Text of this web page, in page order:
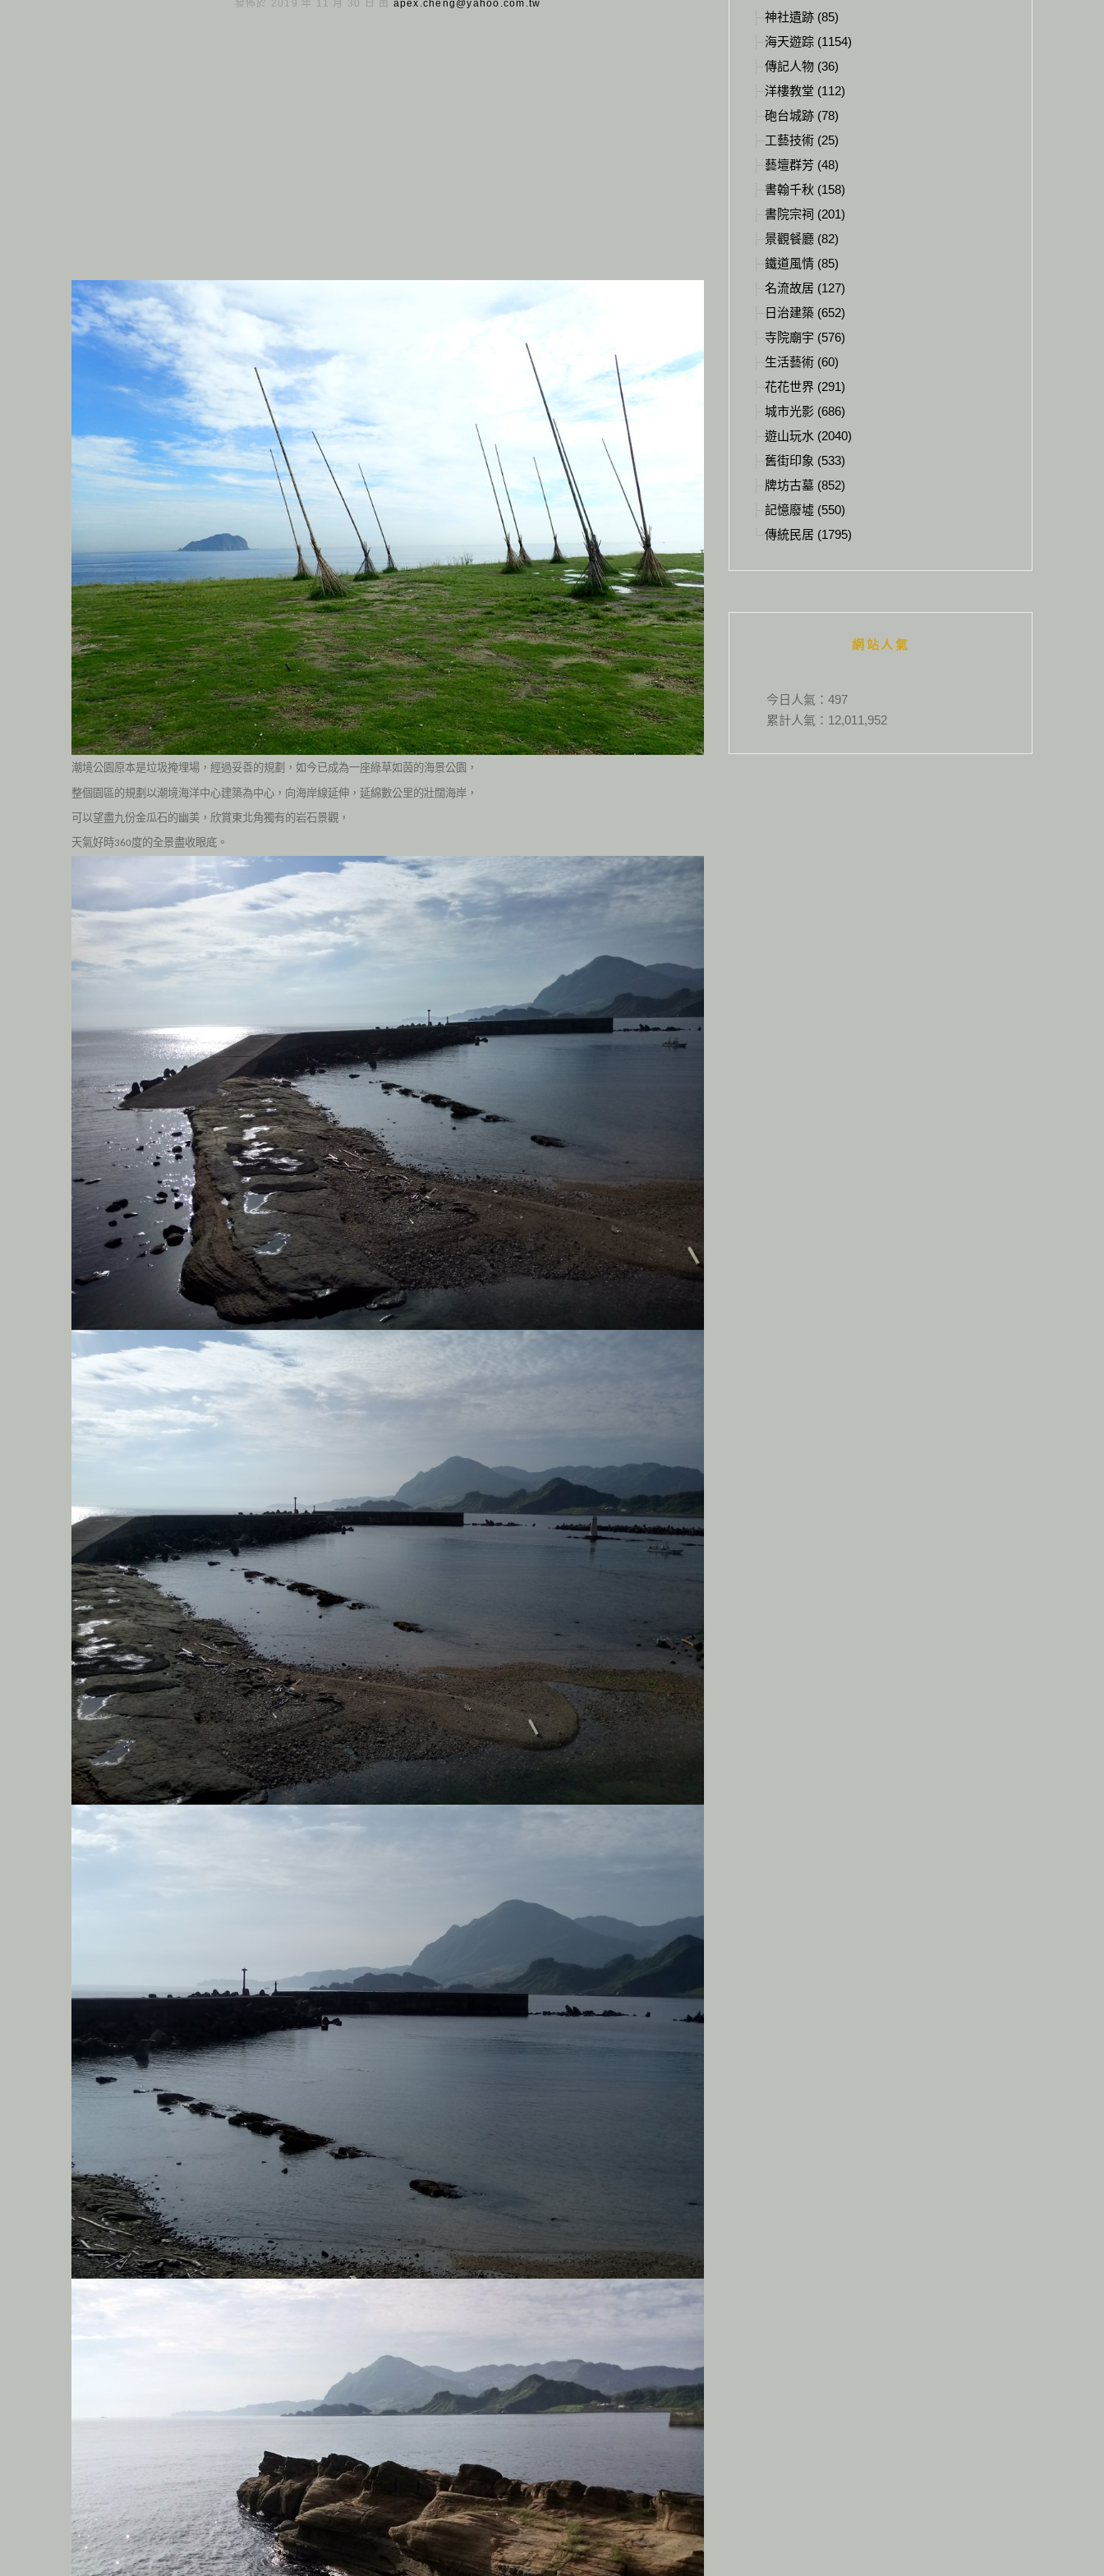
發佈於 2019 年 11 月 30 日 由 apex.cheng@yahoo.com.tw
潮境公園原本是垃圾掩埋場，經過妥善的規劃，如今已成為一座綠草如茵的海景公園，
整個園區的規劃以潮境海洋中心建築為中心，向海岸線延伸，延綿數公里的壯闊海岸，
可以望盡九份金瓜石的幽美，欣賞東北角獨有的岩石景觀，
天氣好時360度的全景盡收眼底。
神社遺跡 (85)
海天遊踪 (1154)
傳記人物 (36)
洋樓教堂 (112)
砲台城跡 (78)
工藝技術 (25)
藝壇群芳 (48)
書翰千秋 (158)
書院宗祠 (201)
景觀餐廳 (82)
鐵道風情 (85)
名流故居 (127)
日治建築 (652)
寺院廟宇 (576)
生活藝術 (60)
花花世界 (291)
城市光影 (686)
遊山玩水 (2040)
舊街印象 (533)
牌坊古墓 (852)
記憶廢墟 (550)
傳統民居 (1795)
網站人氣
今日人氣： 497
累計人氣： 12,011,952